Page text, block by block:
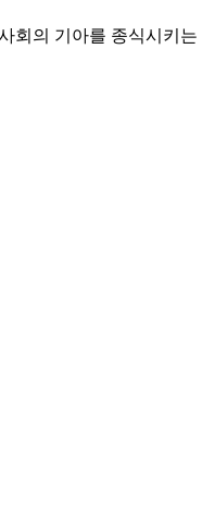
회의 기아를 종식시키는